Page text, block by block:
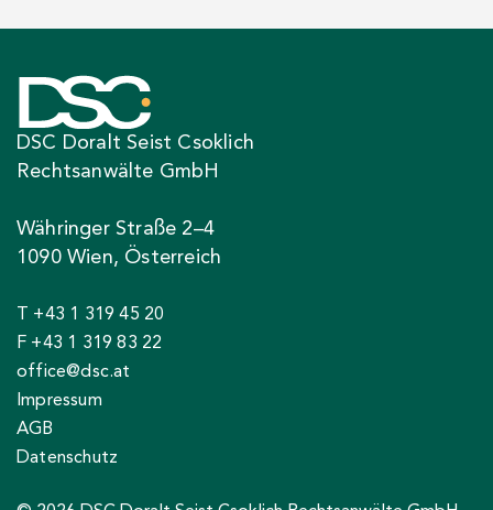
DSC Doralt Seist Csoklich
Rechtsanwälte GmbH
Währinger Straße 2–4
1090 Wien, Österreich
T +43 1 319 45 20
F +43 1 319 83 22
office@dsc.at
Impressum
AGB
Datenschutz